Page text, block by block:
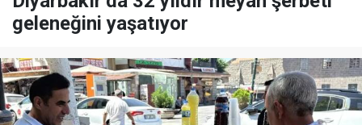
geleneğini yaşatıyor